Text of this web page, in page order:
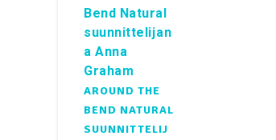
AROUND THE
BEND NATURAL
SUUNNITTELIJ